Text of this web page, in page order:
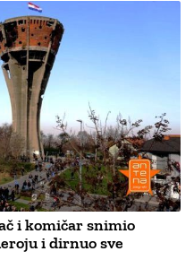
i komičar snimio
i dirnuo sve